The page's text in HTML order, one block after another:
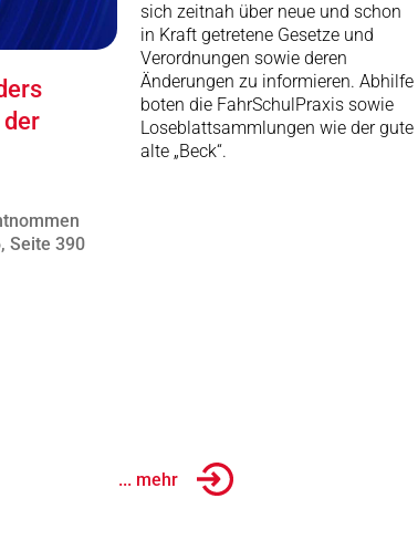
der
Seite 390
sich zeitnah über neue und schon
in Kraft getretene Gesetze und
Verordnungen sowie deren
Änderungen zu informieren. Abhilfe
boten die FahrSchulPraxis sowie
Loseblattsammlungen wie der gute
alte „Beck“.
... mehr